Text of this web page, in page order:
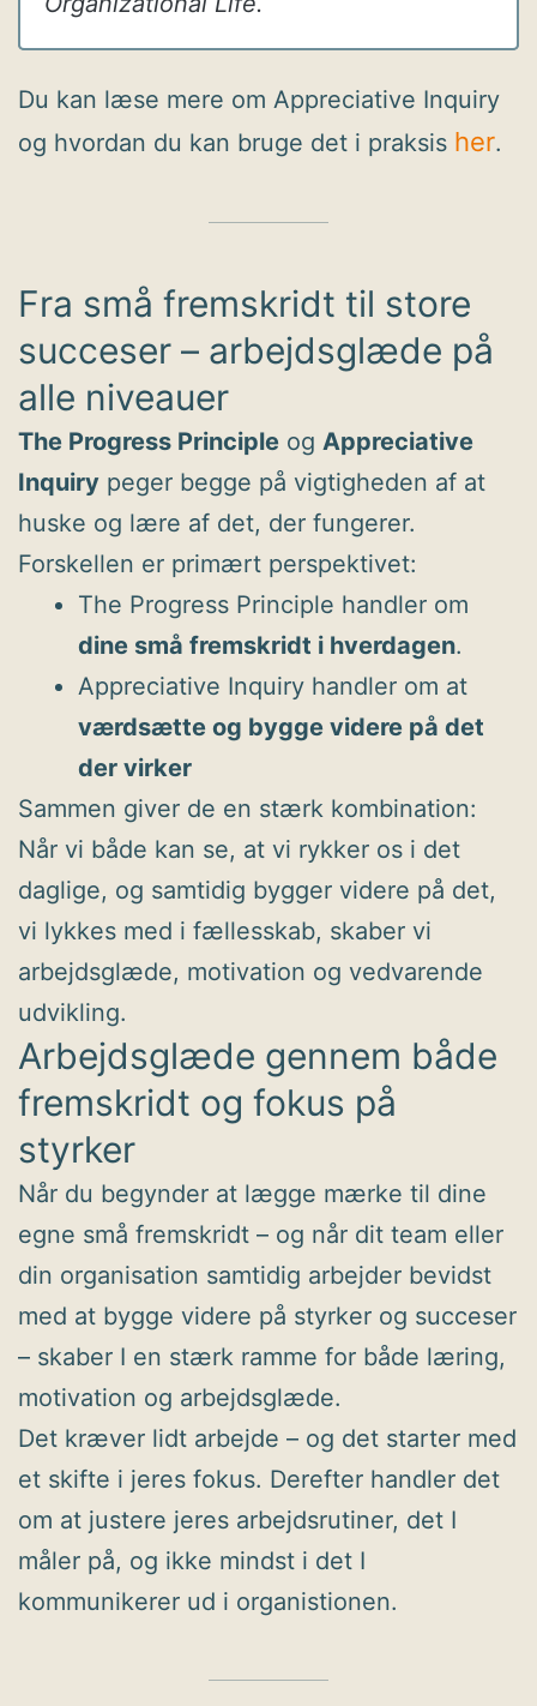
Du kan læse mere om Appreciative Inquiry
og hvordan du kan bruge det i praksis her.
Fra små fremskridt til store
succeser – arbejdsglæde på
alle niveauer
The Progress Principle og Appreciative
Inquiry peger begge på vigtigheden af at
huske og lære af det, der fungerer.
Forskellen er primært perspektivet:
The Progress Principle handler om
dine små fremskridt i hverdagen.
Appreciative Inquiry handler om at
værdsætte og bygge videre på det
der virker
Sammen giver de en stærk kombination:
Når vi både kan se, at vi rykker os i det
daglige, og samtidig bygger videre på det,
vi lykkes med i fællesskab, skaber vi
arbejdsglæde, motivation og vedvarende
udvikling.
Arbejdsglæde gennem både
fremskridt og fokus på
styrker
Når du begynder at lægge mærke til dine
egne små fremskridt – og når dit team eller
din organisation samtidig arbejder bevidst
med at bygge videre på styrker og succeser
– skaber I en stærk ramme for både læring,
motivation og arbejdsglæde.
Det kræver lidt arbejde – og det starter med
et skifte i jeres fokus. Derefter handler det
om at justere jeres arbejdsrutiner, det I
måler på, og ikke mindst i det I
kommunikerer ud i organistionen.